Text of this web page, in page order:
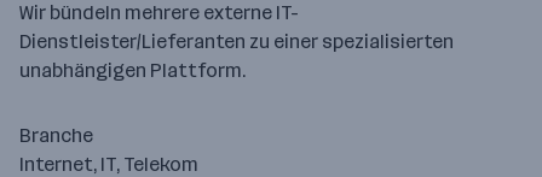
Wir bündeln mehrere externe IT-
Dienstleister/Lieferanten zu einer spezialisierten
unabhängigen Plattform.
Branche
Internet, IT, Telekom